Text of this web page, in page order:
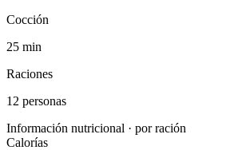
Cocción
25 min
Raciones
12 personas
Información nutricional · por ración
Calorías